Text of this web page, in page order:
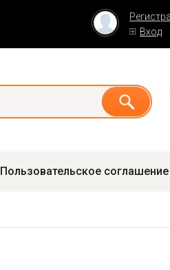
Вход
Пользовательское соглашение